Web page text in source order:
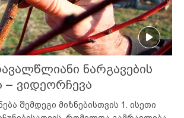
ნარგავების
– ვიდეორჩევა
შემდეგი მიზნებისთვის 1. ისეთი